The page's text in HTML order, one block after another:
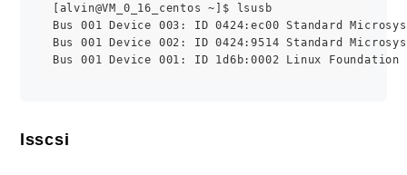
[alvin@VM_0_16_centos ~]$ lsusb
Bus 001 Device 003: ID 0424:ec00 Standard
Bus 001 Device 002: ID 0424:9514 Standard
lsscsi